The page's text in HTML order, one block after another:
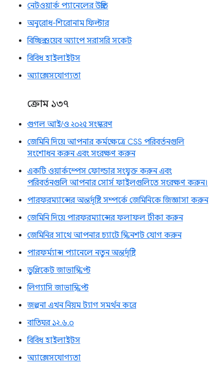
নেটওয়ার্ক প্যানেলের উন্নতি
অনুরোধ-শিরোনাম ফিল্টার
বিচ্ছিন্ন ওয়েব অ্যাপে সরাসরি সকেট
বিবিধ হাইলাইটস
অ্যাক্সেসযোগ্যতা
ক্রোম ১৩৭
গুগল আই/ও ২০২৫ সংস্করণ
জেমিনি দিয়ে আপনার কর্মক্ষেত্রে CSS পরিবর্তনগুলি
সংশোধন করুন এবং সংরক্ষণ করুন
একটি ওয়ার্কস্পেস ফোল্ডার সংযুক্ত করুন এবং
পরিবর্তনগুলি আপনার সোর্স ফাইলগুলিতে সংরক্ষণ করুন।
পারফরম্যান্সের অন্তর্দৃষ্টি সম্পর্কে জেমিনিকে জিজ্ঞাসা করুন
জেমিনি দিয়ে পারফরম্যান্সের ফলাফল টীকা করুন
জেমিনির সাথে আপনার চ্যাটে স্ক্রিনশট যোগ করুন
পারফর্ম্যান্স প্যানেলে নতুন অন্তর্দৃষ্টি
ডুপ্লিকেট জাভাস্ক্রিপ্ট
লিগ্যাসি জাভাস্ক্রিপ্ট
জল্পনা এখন নিয়ম ট্যাগ সমর্থন করে
বাতিঘর ১২.৬.০
বিবিধ হাইলাইটস
অ্যাক্সেসযোগ্যতা